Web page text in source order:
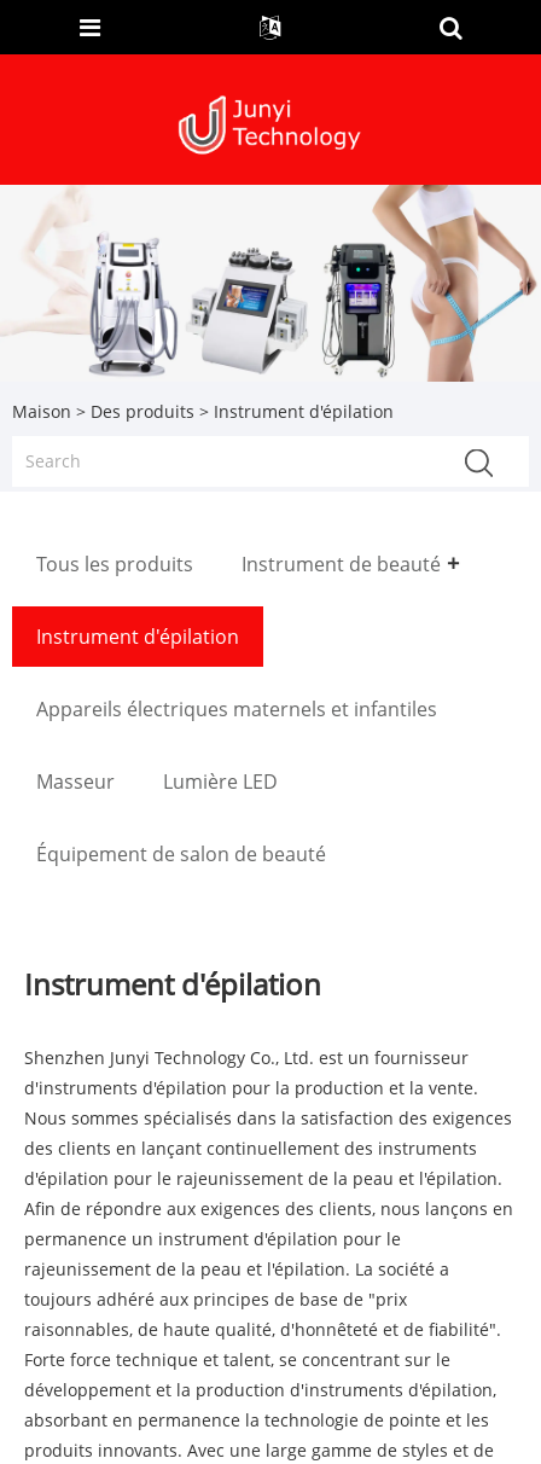
Maison > Des produits > Instrument d'épilation
Tous les produits Instrument de beauté
Instrument d'épilation
Appareils électriques maternels et infantiles
Masseur Lumière LED
Équipement de salon de beauté
Instrument d'épilation
Shenzhen Junyi Technology Co., Ltd. est un fournisseur
d'instruments d'épilation pour la production et la vente.
Nous sommes spécialisés dans la satisfaction des exigences
des clients en lançant continuellement des instruments
d'épilation pour le rajeunissement de la peau et l'épilation.
Afin de répondre aux exigences des clients, nous lançons en
permanence un instrument d'épilation pour le
rajeunissement de la peau et l'épilation. La société a
toujours adhéré aux principes de base de "prix
raisonnables, de haute qualité, d'honnêteté et de fiabilité".
Forte force technique et talent, se concentrant sur le
développement et la production d'instruments d'épilation,
absorbant en permanence la technologie de pointe et les
produits innovants. Avec une large gamme de styles et de